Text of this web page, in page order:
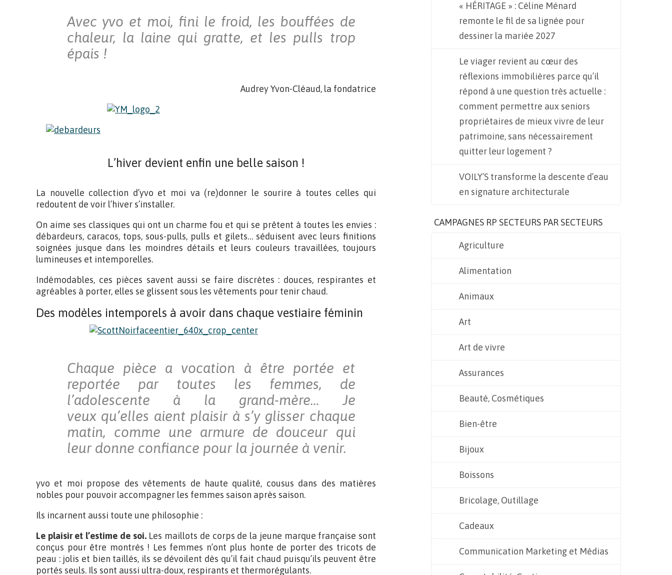
Avec yvo et moi, fini le froid, les bouffées de
chaleur, la laine qui gratte, et les pulls trop
épais !
Audrey Yvon-Cléaud, la fondatrice
L’hiver devient enfin une belle saison !
La nouvelle collection d’yvo et moi va (re)donner le sourire à toutes celles qui
redoutent de voir l’hiver s’installer.
On aime ses classiques qui ont un charme fou et qui se prêtent à toutes les envies :
débardeurs, caracos, tops, sous-pulls, pulls et gilets… séduisent avec leurs finitions
soignées jusque dans les moindres détails et leurs couleurs travaillées, toujours
lumineuses et intemporelles.
Indémodables, ces pièces savent aussi se faire discrètes : douces, respirantes et
agréables à porter, elles se glissent sous les vêtements pour tenir chaud.
Des modèles intemporels à avoir dans chaque vestiaire féminin
Chaque pièce a vocation à être portée et
reportée par toutes les femmes, de
l’adolescente à la grand-mère… Je
veux qu’elles aient plaisir à s’y glisser chaque
matin, comme une armure de douceur qui
leur donne confiance pour la journée à venir.
yvo et moi propose des vêtements de haute qualité, cousus dans des matières
nobles pour pouvoir accompagner les femmes saison après saison.
Ils incarnent aussi toute une philosophie :
Le plaisir et l’estime de soi.Les maillots de corps de la jeune marque française sont
conçus pour être montrés ! Les femmes n’ont plus honte de porter des tricots de
peau : jolis et bien taillés, ils se dévoilent dès qu’il fait chaud puisqu’ils peuvent être
portés seuls. Ils sont aussi ultra-doux, respirants et thermorégulants.
« HÉRITAGE » : Céline Ménard
remonte le fil de sa lignée pour
dessiner la mariée 2027
Le viager revient au cœur des
réflexions immobilières parce qu’il
répond à une question très actuelle :
comment permettre aux seniors
propriétaires de mieux vivre de leur
patrimoine, sans nécessairement
quitter leur logement ?
VOILY’S transforme la descente d’eau
en signature architecturale
CAMPAGNES RP SECTEURS PAR SECTEURS
Agriculture
Alimentation
Animaux
Art
Art de vivre
Assurances
Beauté, Cosmétiques
Bien-être
Bijoux
Boissons
Bricolage, Outillage
Cadeaux
Communication Marketing et Médias